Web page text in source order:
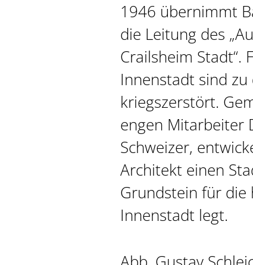
1946 übernimmt
die Leitung des
Crailsheim Stadt“.
Innenstadt sind
kriegszerstört.
engen Mitarbeiter
Schweizer,
Architekt einen
Grundstein für die
Innenstadt legt.